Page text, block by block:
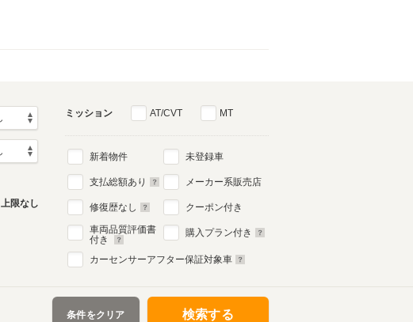
上限なし
ミッション AT/CVT MT
新着物件
支払総額あり
修復歴なし
車両品質評価書
付き
未登録車
メーカー系販売店
クーポン付き
購入プラン付き
カーセンサーアフター保証対象車
条件をクリア 検索する